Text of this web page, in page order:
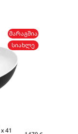
ᲛᲐᲠᲐᲒᲨᲘᲐ
ᲡᲘᲐᲮᲚᲔ
41